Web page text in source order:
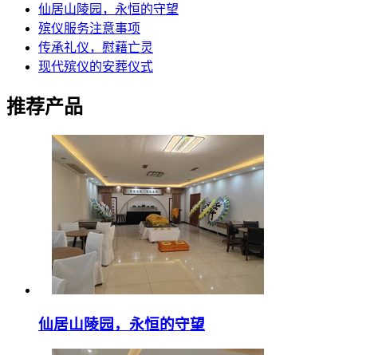
仙居山陵园，永恒的守望
殡仪服务注意事项
传承礼仪，慰藉亡灵
现代殡仪的安葬仪式
推荐产品
仙居山陵园，永恒的守望